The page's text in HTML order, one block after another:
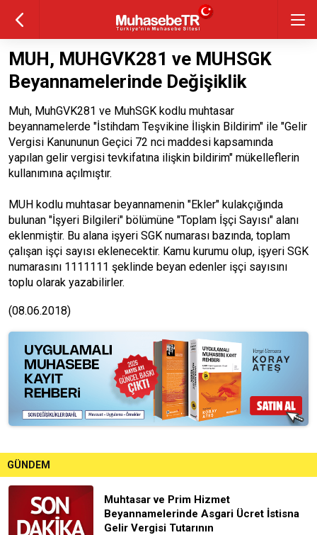
MUH, MUHGVK281 ve MUHSGK
Beyannamelerinde Değişiklik
Muh, MuhGVK281 ve MuhSGK kodlu muhtasar
beyannamelerde "İstihdam Teşvikine İlişkin Bildirim" ile "Gelir
Vergisi Kanununun Geçici 72 nci maddesi kapsamında
yapılan gelir vergisi tevkifatına ilişkin bildirim" mükelleflerin
kullanımına açılmıştır.
MUH kodlu muhtasar beyannamenin "Ekler" kulakçığında
bulunan "İşyeri Bilgileri" bölümüne "Toplam İşçi Sayısı" alanı
eklenmiştir. Bu alana işyeri SGK numarası bazında, toplam
çalışan işçi sayısı eklenecektir. Kamu kurumu olup, işyeri SGK
numarasını 1111111 şeklinde beyan edenler işçi sayısını
toplu olarak yazabilirler.
(08.06.2018)
GÜNDEM
Muhtasar ve Prim Hizmet
Beyannamelerinde Asgari Ücret İstisna
Gelir Vergisi Tutarının